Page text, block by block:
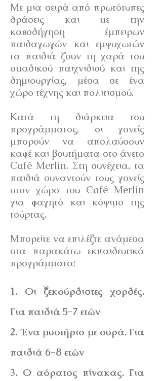
Με μια σειρά από πρωτότυπες
δράσεις και με την
καθοδήγηση έμπειρων
παιδαγωγών και εμψυχωτών
τα παιδιά ζουν τη χαρά του
ομαδικού παιχνιδιού και της
δημιουργίας, μέσα σε ένα
χώρο τέχνης και πολιτισμού.
Κατά τη διάρκεια του
προγράμματος, οι γονείς
μπορούν να απολαύσουν
καφέ και βουτήματα στο άνετο
Café Merlin. Στη συνέχεια, τα
παιδιά συναντούν τους γονείς
στον χώρο του Café Merlin
για φαγητό και κόψιμο της
τούρτας.
Μπορείτε να επιλέξτε ανάμεσα
στα παρακάτω εκπαιδευτικά
προγράμματα:
1. Οι ξεκούρδιστες χορδές.
Για παιδιά 5-7 ετών
2. Ένα μυστήριο με ουρά. Για
παιδιά 6-8 ετών
3. Ο αόρατος πίνακας. Για